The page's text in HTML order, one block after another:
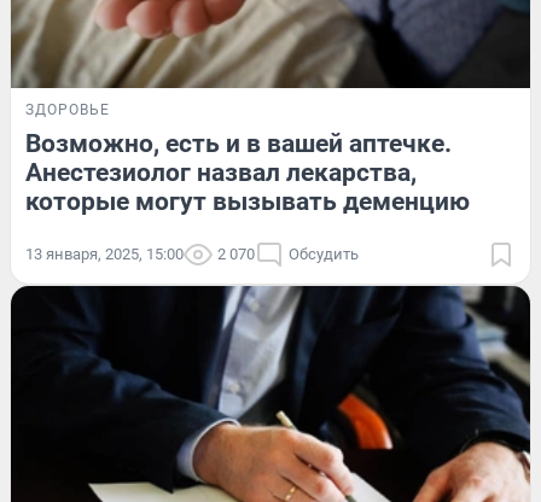
ЗДОРОВЬЕ
Возможно, есть и в вашей аптечке.
Анестезиолог назвал лекарства,
которые могут вызывать деменцию
13 января, 2025, 15:00 2 070 Обсудить